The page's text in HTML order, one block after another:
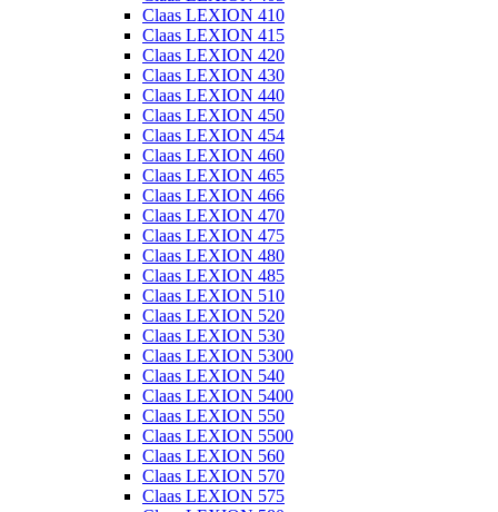
Claas LEXION 410
Claas LEXION 415
Claas LEXION 420
Claas LEXION 430
Claas LEXION 440
Claas LEXION 450
Claas LEXION 454
Claas LEXION 460
Claas LEXION 465
Claas LEXION 466
Claas LEXION 470
Claas LEXION 475
Claas LEXION 480
Claas LEXION 485
Claas LEXION 510
Claas LEXION 520
Claas LEXION 530
Claas LEXION 5300
Claas LEXION 540
Claas LEXION 5400
Claas LEXION 550
Claas LEXION 5500
Claas LEXION 560
Claas LEXION 570
Claas LEXION 575